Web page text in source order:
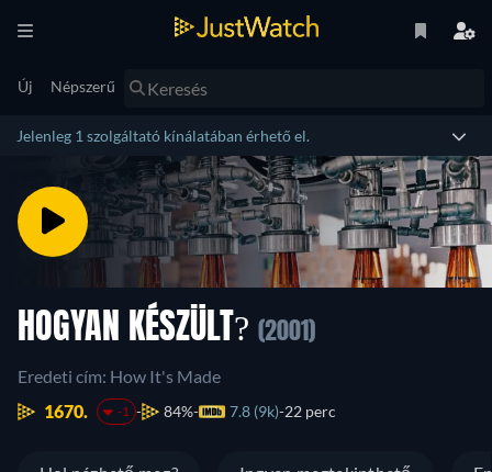
Új Népszerű
Jelenleg 1 szolgáltató kínálatában érhető el.
HOGYAN KÉSZÜLT? (2001)
Eredeti cím: How It's Made
1670.
-1 84% 7.8 (9k) 22 perc